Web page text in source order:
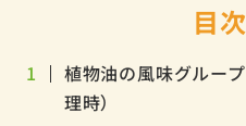
目次
1
植物油の風味グルー
理時）